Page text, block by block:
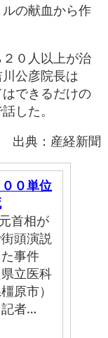
の献血から作
０人以上が治
公彦院長は
はできるだけの
した。
出典：産経新聞
０単位
首相が
頭演説
事件
立医科
原市）
者…